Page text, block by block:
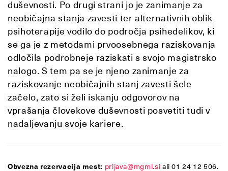
duševnosti. Po drugi strani jo je zanimanje za
neobičajna stanja zavesti ter alternativnih oblik
psihoterapije vodilo do področja psihedelikov, ki
se ga je z metodami prvoosebnega raziskovanja
odločila podrobneje raziskati s svojo magistrsko
nalogo. S tem pa se je njeno zanimanje za
raziskovanje neobičajnih stanj zavesti šele
začelo, zato si želi iskanju odgovorov na
vprašanja človekove duševnosti posvetiti tudi v
nadaljevanju svoje kariere.
Obvezna rezervacija mest: prijava@mgml.si ali 01 24 12 506.